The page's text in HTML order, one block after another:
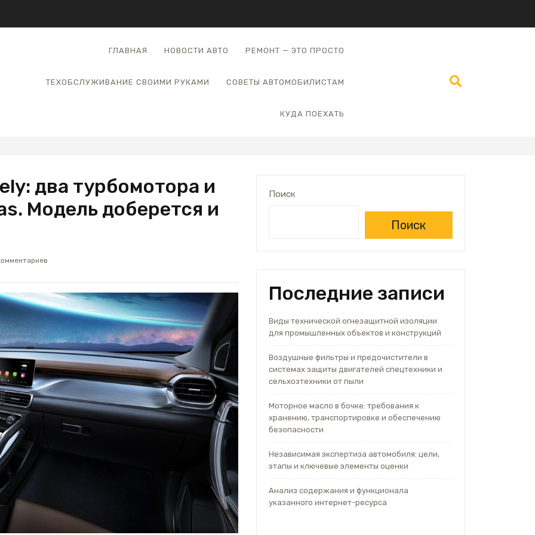
ГЛАВНАЯ НОВОСТИ АВТО РЕМОНТ — ЭТО ПРОСТО
ТЕХОБСЛУЖИВАНИЕ СВОИМИ РУКАМИ СОВЕТЫ АВТОМОБИЛИСТАМ
КУДА ПОЕХАТЬ
два турбомотора и
Модель доберется и
Поиск
Поиск
Последние записи
Виды технической огнезащитной изоляции
для промышленных объектов и конструкций
Воздушные фильтры и предочистители в
системах защиты двигателей спецтехники и
сельхозтехники от пыли
Моторное масло в бочке: требования к
хранению, транспортировке и обеспечению
безопасности
Независимая экспертиза автомобиля: цели,
этапы и ключевые элементы оценки
Анализ содержания и функционала
указанного интернет-ресурса